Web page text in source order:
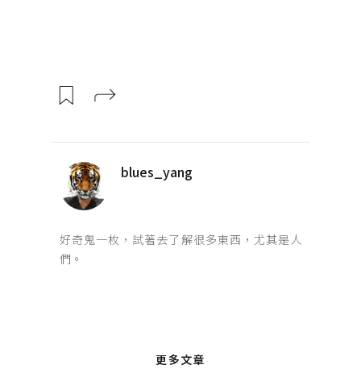
blues_yang
好奇鬼一枚，試著去了解很多東西，尤其是人
們。
更多文章